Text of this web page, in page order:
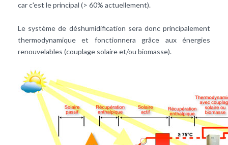
car c'est le principal (> 60% actuellement).
Le système de déshumidification sera donc principalement
thermodynamique et fonctionnera grâce aux énergies
renouvelables (couplage solaire et/ou biomasse).